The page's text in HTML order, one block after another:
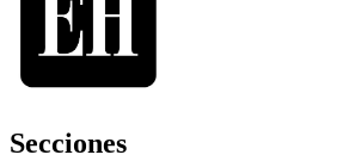
Secciones